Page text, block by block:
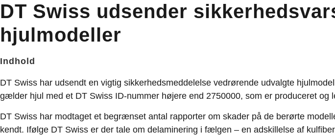
DT Swiss udsender
hjulmodeller
Indhold
DT Swiss har udsendt en vigtig sikkerhedsmeddelelse vedrørende udvalgte
gælder hjul med et DT Swiss ID-nummer højere end 2750000, som er produceret og
DT Swiss har modtaget et begrænset antal rapporter om skader på de berørte
kendt. Ifølge DT Swiss er der tale om delaminering i fælgen – en adskillelse af